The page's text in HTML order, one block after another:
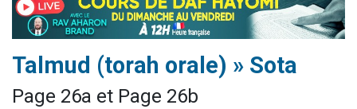
Talmud (torah orale) » Sota
Page 26a et Page 26b